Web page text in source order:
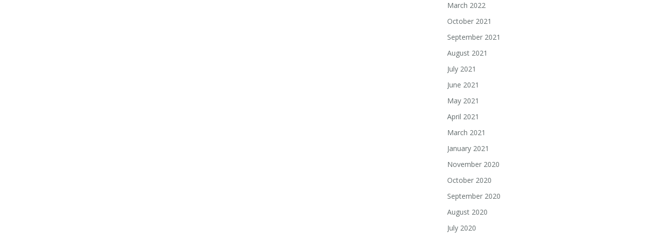
March 2022
October 2021
September 2021
August 2021
July 2021
June 2021
May 2021
April 2021
March 2021
January 2021
November 2020
October 2020
September 2020
August 2020
July 2020